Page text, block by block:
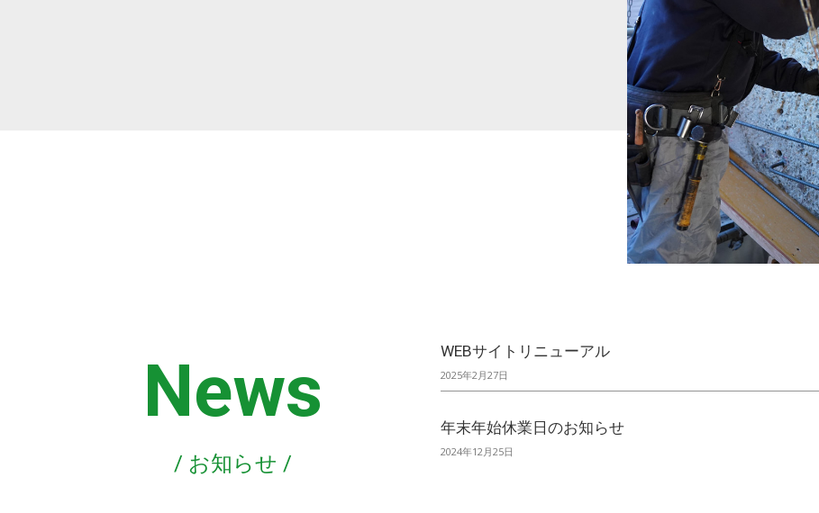
News
/ お知らせ /
WEBサイトリニューアル
2025年2月27日
年末年始休業日のお知らせ
2024年12月25日